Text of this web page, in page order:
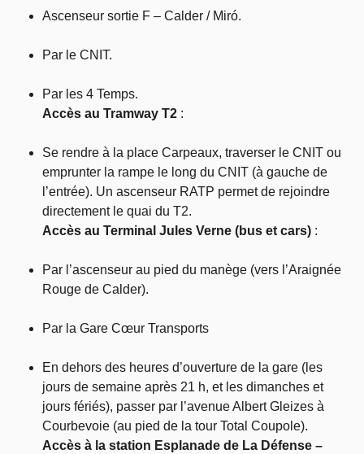
Ascenseur sortie F – Calder / Miró.
Par le CNIT.
Par les 4 Temps.
Accès au Tramway T2 :
Se rendre à la place Carpeaux, traverser le CNIT ou
emprunter la rampe le long du CNIT (à gauche de
l’entrée). Un ascenseur RATP permet de rejoindre
directement le quai du T2.
Accès au Terminal Jules Verne (bus et cars) :
Par l’ascenseur au pied du manège (vers l’Araignée
Rouge de Calder).
Par la Gare Cœur Transports
En dehors des heures d’ouverture de la gare (les
jours de semaine après 21 h, et les dimanches et
jours fériés), passer par l’avenue Albert Gleizes à
Courbevoie (au pied de la tour Total Coupole).
Accès à la station Esplanade de La Défense –